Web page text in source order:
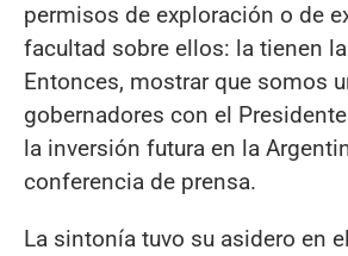
permisos de exploración o de
facultad sobre ellos: la tienen
Entonces, mostrar que somos
gobernadores con el
la inversión futura en la
conferencia de prensa.
La sintonía tuvo su asidero en